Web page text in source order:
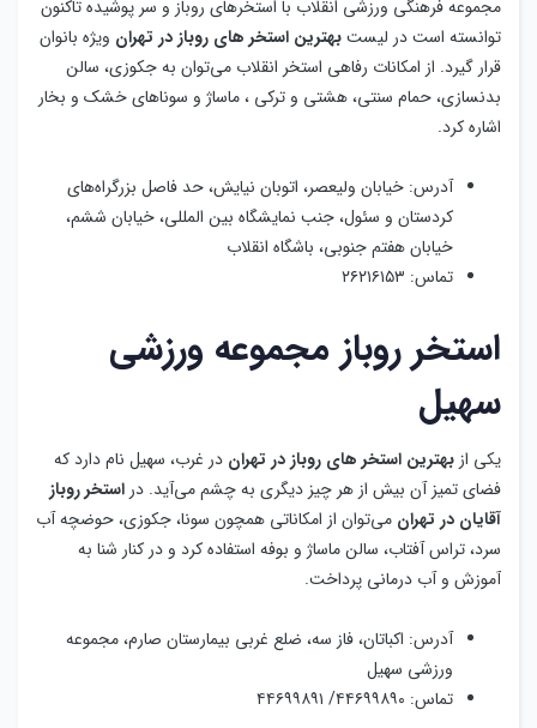
خیابان هفتم جنوبی، باشگاه انقلاب
تماس: ۲۶۲۱۶۱۵۳
استخر روباز مجموعه ورزشی
سهیل
بهتریناستخر های روباز در تهراندر غرب، سهیل نام دارد که
فضای تمیز آن بیش از هر چیز دیگری به چشم می‌آید. در
آقایان در تهرانمی‌توان از امکاناتی همچون سونا، جکوزی، حوضچه‌ آب
آموزش و آب درمانی پرداخت.
آدرس: اکباتان، فاز سه، ضلع غربی بیمارستان صارم، مجموعه
تماس: ۴۴۶۹۹۸۹۰/ ۴۴۶۹۹۸۹۱
استخر روباز ارم
درلیست استخر های روباز تهران
بخش آقایان و بانوان فعالیت دارد. ارم بهترین
استخر روباز تفریحی در
است که امکانات متنوع آن باعث شده است بسیاری از افراد برای
تجربه لذت آبتنی و استفاده از امکانات به آنجا مراجعه کنند. از امکانات و
ویژگی‌های ارم،